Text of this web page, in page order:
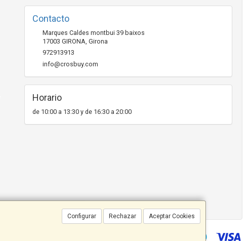
Configurar Rechazar Aceptar Cookies
Contacto
Marques Caldes montbui 39 baixos
17003 GIRONA, Girona
972913913
info@crosbuy.com
Horario
de 10:00 a 13:30 y de 16:30 a 20:00